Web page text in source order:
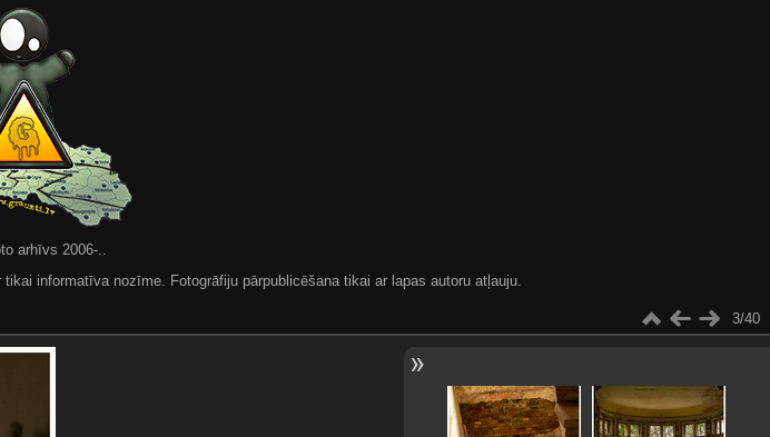
arhīvs 2006-..
informatīva nozīme. Fotogrāfiju pārpublicēšana tikai ar lapas autoru atļauju.
3/40